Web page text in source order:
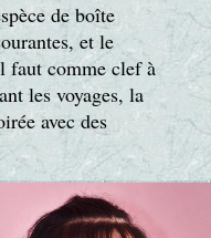
de boîte
et le
faut comme clef à
les voyages, la
avec des